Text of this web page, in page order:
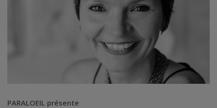
PARALOEIL présente